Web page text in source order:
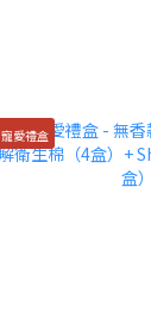
寵愛禮盒